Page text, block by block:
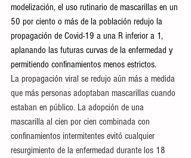
modelización, el uso rutinario de mascarillas en un
50 por ciento o más de la población redujo la
propagación de Covid-19 a una R inferior a 1,
aplanando las futuras curvas de la enfermedad y
permitiendo confinamientos menos estrictos.
La propagación viral se redujo aún más a medida
que más personas adoptaban mascarillas cuando
estaban en público. La adopción de una
mascarilla al cien por cien combinada con
confinamientos intermitentes evitó cualquier
resurgimiento de la enfermedad durante los 18